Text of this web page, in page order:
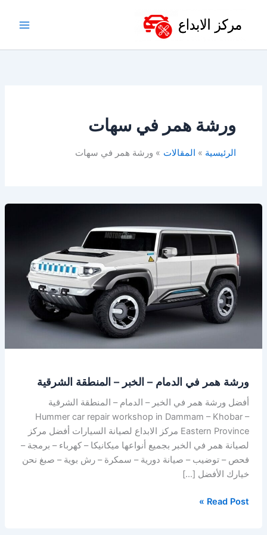
ورشة همر في سهات
الرئيسية المقالات ورشة همر في سهات
ورشة همر في الدمام – الخبر – المنطقة الشرقية
أفضل ورشة همر في الخبر – الدمام – المنطقة الشرقية
Hummer car repair workshop in Dammam – Khobar –
Eastern Province مركز الابداع لصيانة السيارات أفضل مركز
لصيانة همر في الخبر بجميع أنواعها ميكانيكا – كهرباء – برمجة –
فحص – توضيب – صيانة دورية – سمكرة – رش بوية – صبغ نحن
خيارك الأفضل […]
الدمام
–
الخبر
المنطقة
الشرقية
Read Post »